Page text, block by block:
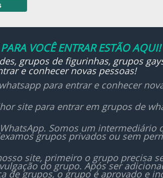
🍀 Puxe
🎰
VOCÊ ENTRAR ESTÃO AQUI!
grupos de figurinhas, grupos
e conhecer novas pessoas!
para entrar e conhecer
site para entrar em grupos de
Somos um intermediário
grupos privados ou sem
site, primeiro o grupo precisa
do grupo. Após ser
grupos, o grupo é aprovado e